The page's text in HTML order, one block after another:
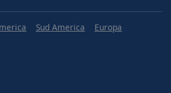
Sud America
Europa